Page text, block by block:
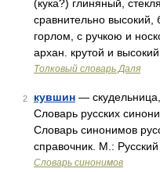
(кука?) глиняный,
сравнительно
горлом, с ручкою и
архан. крутой и
Толковый словарь Даля
2 кувшин —
Словарь русских
Словарь синонимов
справочник. М.:
Словарь синонимов